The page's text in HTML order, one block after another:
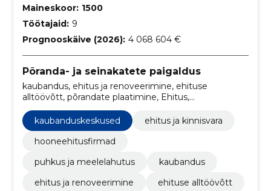
Maineskoor: 1500
Töötajaid: 9
Prognooskäive (2026): 4 068 604 €
Põranda- ja seinakatete paigaldus
kaubandus, ehitus ja renoveerimine, ehituse
alltöövõtt, põrandate plaatimine, Ehitus,
korterelamud, Hotellid, ehitusettevõte,
Kaubanduskeskused, ehitus ja kinnisvara
kaubanduskeskused
ehitus ja kinnisvara
hooneehitusfirmad
puhkus ja meelelahutus
kaubandus
ehitus ja renoveerimine
ehituse alltöövõtt